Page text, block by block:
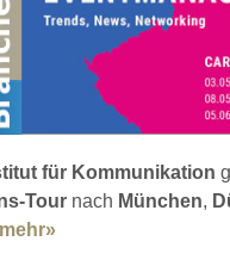
für Kommunikation
Tour nach München,
mehr»